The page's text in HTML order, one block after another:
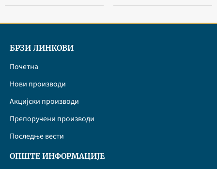
БРЗИ ЛИНКОВИ
Почетна
Нови производи
Акцијски производи
Препоручени производи
Последње вести
ОПШТЕ ИНФОРМАЦИЈЕ